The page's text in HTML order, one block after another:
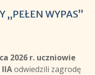
„PEŁEN WYPAS”
2026 r. uczniowie
IIAodwiedzili zagrodę